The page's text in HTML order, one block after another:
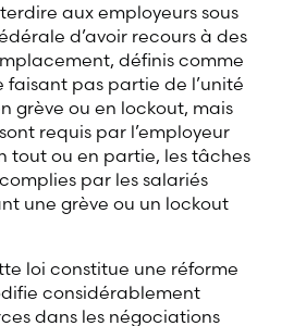
aux employeurs sous
d’avoir recours à des
définis comme
faisant pas partie de l’unité
grève ou en lockout, mais
requis par l’employeur
tout ou en partie, les tâches
par les salariés
une grève ou un lockout
loi constitue une réforme
considérablement
dans les négociations